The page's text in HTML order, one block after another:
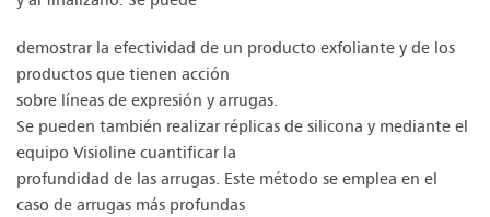
demostrar la efectividad de un producto exfoliante y de los
productos que tienen acción
sobre líneas de expresión y arrugas.
Se pueden también realizar réplicas de silicona y mediante el
equipo Visioline cuantificar la
profundidad de las arrugas. Este método se emplea en el
caso de arrugas más profundas